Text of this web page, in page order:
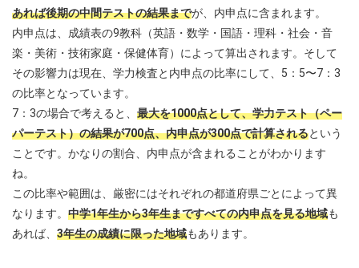
あれば後期の中間テストの結果までが、内申点に含まれます。
内申点は、成績表の9教科（英語・数学・国語・理科・社会・音
楽・美術・技術家庭・保健体育）によって算出されます。そして
その影響力は現在、学力検査と内申点の比率にして、5：5〜7：3
の比率となっています。
7：3の場合で考えると、 最大を1000点として、学力テスト（ペー
パーテスト）の結果が700点、内申点が300点で計算されるという
ことです。かなりの割合、内申点が含まれることがわかります
ね。
この比率や範囲は、厳密にはそれぞれの都道府県ごとによって異
なります。 中学1年生から3年生まですべての内申点を見る地域も
あれば、 3年生の成績に限った地域もあります。